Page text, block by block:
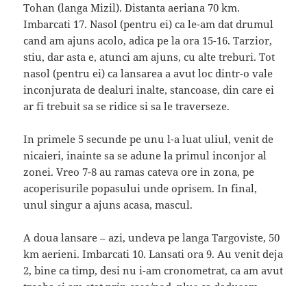
Tohan (langa Mizil). Distanta aeriana 70 km.
Imbarcati 17. Nasol (pentru ei) ca le-am dat drumul
cand am ajuns acolo, adica pe la ora 15-16. Tarzior,
stiu, dar asta e, atunci am ajuns, cu alte treburi. Tot
nasol (pentru ei) ca lansarea a avut loc dintr-o vale
inconjurata de dealuri inalte, stancoase, din care ei
ar fi trebuit sa se ridice si sa le traverseze.
In primele 5 secunde pe unu l-a luat uliul, venit de
nicaieri, inainte sa se adune la primul inconjor al
zonei. Vreo 7-8 au ramas cateva ore in zona, pe
acoperisurile popasului unde oprisem. In final,
unul singur a ajuns acasa, mascul.
A doua lansare – azi, undeva pe langa Targoviste, 50
km aerieni. Imbarcati 10. Lansati ora 9. Au venit deja
2, bine ca timp, desi nu i-am cronometrat, ca am avut